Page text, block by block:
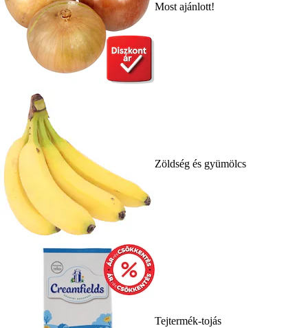
Most ajánlott!
Zöldség és gyümölcs
Tejtermék-tojás